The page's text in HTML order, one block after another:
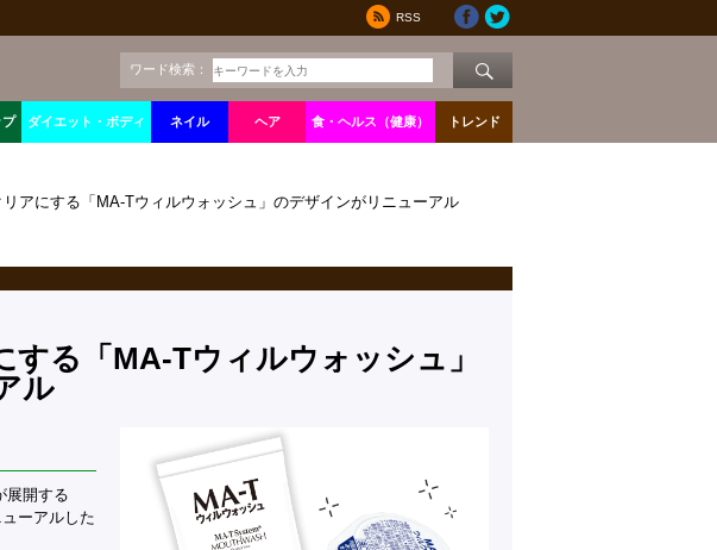
RSS
ワード検索：
プ ダイエット・ボディ ネイル ヘア 食・ヘルス（健康） トレンド
アにする「MA-Tウィルウォッシュ」のデザインがリニューアル
る「MA-Tウィルウォッシュ」
ル
展開する
ーアルした